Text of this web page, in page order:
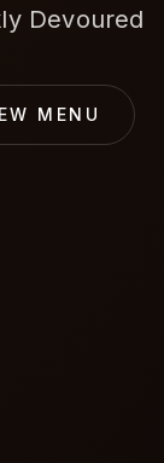
Devoured
MENU